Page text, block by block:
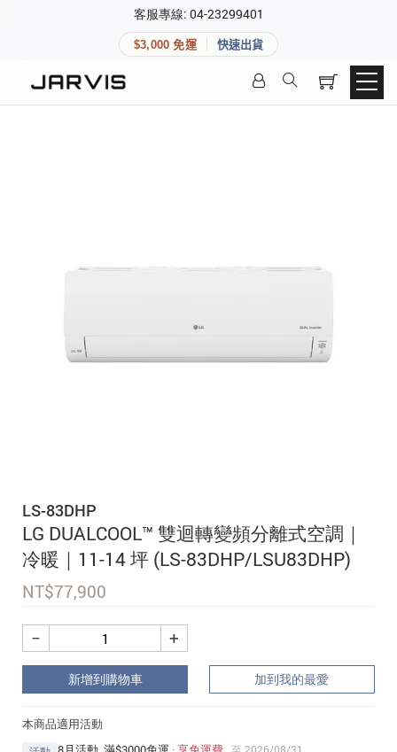
客服專線: 04-23299401
$3,000 免運 快速出貨
LS-83DHP
LG DUALCOOL™ 雙迴轉變頻分離式空調｜
冷暖｜11-14 坪 (LS-83DHP/LSU83DHP)
NT$77,900
+
−
新增到購物車 加到我的最愛
本商品適用活動
快速連結
登入後可查看訂單、會員資料與收藏清單。
加入 JARVIS VIP